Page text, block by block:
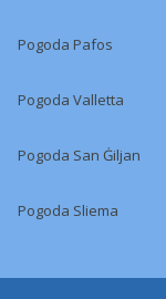
Pogoda Pafos
Pogoda Valletta
Pogoda San Ġiljan
Pogoda Sliema